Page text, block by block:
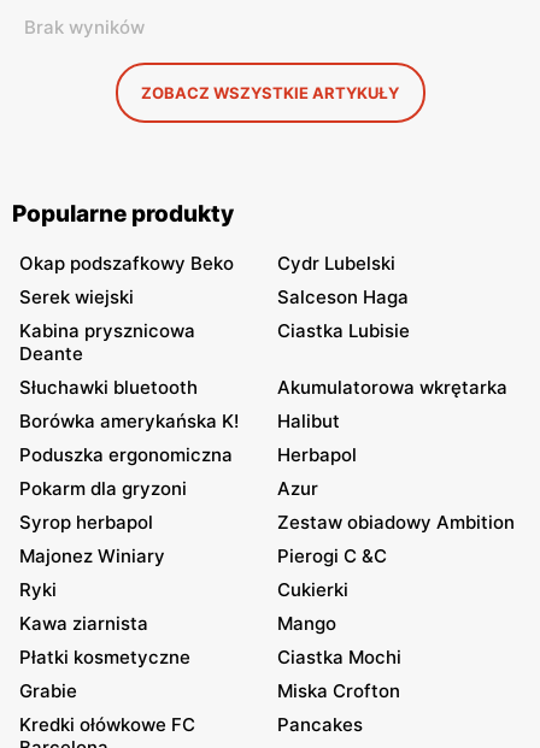
Brak wyników
ZOBACZ WSZYSTKIE ARTYKUŁY
Popularne produkty
Okap podszafkowy Beko
Cydr Lubelski
Serek wiejski
Salceson Haga
Kabina prysznicowa
Deante
Ciastka Lubisie
Słuchawki bluetooth
Akumulatorowa wkrętarka
Borówka amerykańska K!
Halibut
Poduszka ergonomiczna
Herbapol
Pokarm dla gryzoni
Azur
Syrop herbapol
Zestaw obiadowy Ambition
Majonez Winiary
Pierogi C &C
Ryki
Cukierki
Kawa ziarnista
Mango
Płatki kosmetyczne
Ciastka Mochi
Grabie
Miska Crofton
Kredki ołówkowe FC
Pancakes